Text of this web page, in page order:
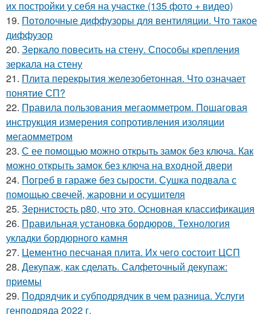
их постройки у себя на участке (135 фото + видео)
19. Потолочные диффузоры для вентиляции. Что такое
диффузор
20. Зеркало повесить на стену. Способы крепления
зеркала на стену
21. Плита перекрытия железобетонная. Что означает
понятие СП?
22. Правила пользования мегаомметром. Пошаговая
инструкция измерения сопротивления изоляции
мегаомметром
23. С ее помощью можно открыть замок без ключа. Как
можно открыть замок без ключа на входной двери
24. Погреб в гараже без сырости. Сушка подвала с
помощью свечей, жаровни и осушителя
25. Зернистость р80, что это. Основная классификация
26. Правильная установка бордюров. Технология
укладки бордюрного камня
27. Цементно песчаная плита. Их чего состоит ЦСП
28. Декупаж, как сделать. Салфеточный декупаж:
приемы
29. Подрядчик и субподрядчик в чем разница. Услуги
генподряда 2022 г.